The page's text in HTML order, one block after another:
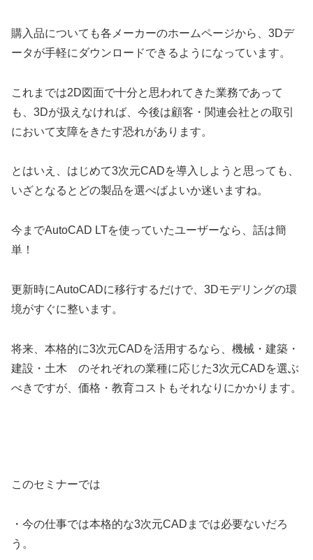
購入品についても各メーカーのホームページから、3Dデ
ータが手軽にダウンロードできるようになっています。
これまでは2D図面で十分と思われてきた業務であって
も、3Dが扱えなければ、今後は顧客・関連会社との取引
において支障をきたす恐れがあります。
とはいえ、はじめて3次元CADを導入しようと思っても、
いざとなるとどの製品を選べばよいか迷いますね。
今までAutoCAD LTを使っていたユーザーなら、話は簡
単！
更新時にAutoCADに移行するだけで、3Dモデリングの環
境がすぐに整います。
将来、本格的に3次元CADを活用するなら、機械・建築・
建設・土木 のそれぞれの業種に応じた3次元CADを選ぶ
べきですが、価格・教育コストもそれなりにかかります。
このセミナーでは
・今の仕事では本格的な3次元CADまでは必要ないだろ
う。